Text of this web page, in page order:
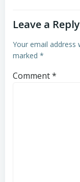
Leave a Reply
Your email address
marked *
Comment*